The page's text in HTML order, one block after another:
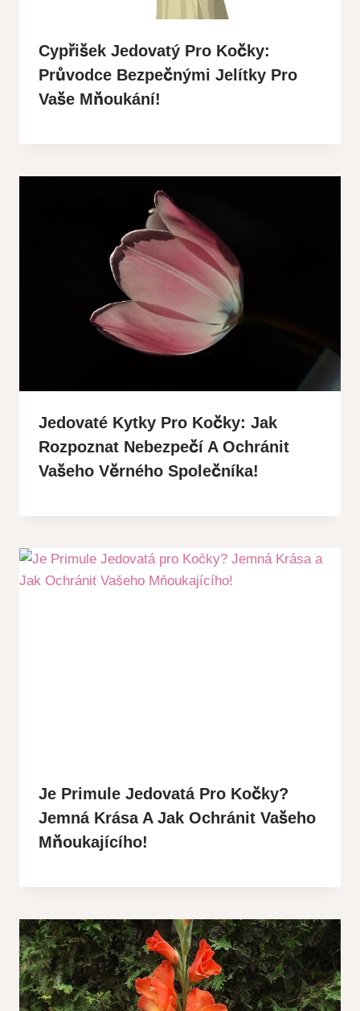
Cypřišek Jedovatý Pro Kočky:
Průvodce Bezpečnými Jelítky Pro
Vaše Mňoukání!
Jedovaté Kytky Pro Kočky: Jak
Rozpoznat Nebezpečí A Ochránit
Vašeho Věrného Společníka!
Je Primule Jedovatá Pro Kočky?
Jemná Krása A Jak Ochránit Vašeho
Mňoukajícího!